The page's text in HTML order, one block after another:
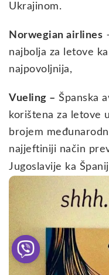
Ukrajinom.
Norwegian airlines
najbolja za letove
najpovoljnija,
Vueling – Španska
korištena za letove
brojem
najjeftiniji način
Jugoslavije ka